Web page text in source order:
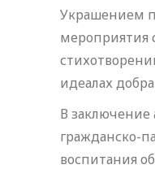
Украшением
мероприятия
идеалах
В
гражданско-
воспитания